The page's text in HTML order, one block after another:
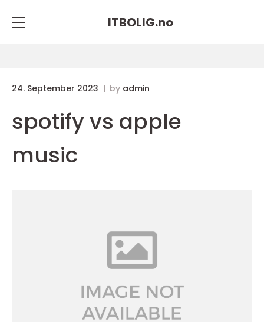
ITBOLIG.no
24. September 2023 by admin
spotify vs apple
music